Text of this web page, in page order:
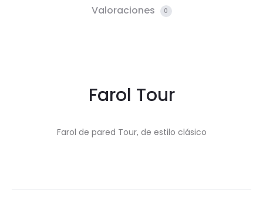
Valoraciones 0
Farol Tour
Farol de pared Tour, de estilo clásico